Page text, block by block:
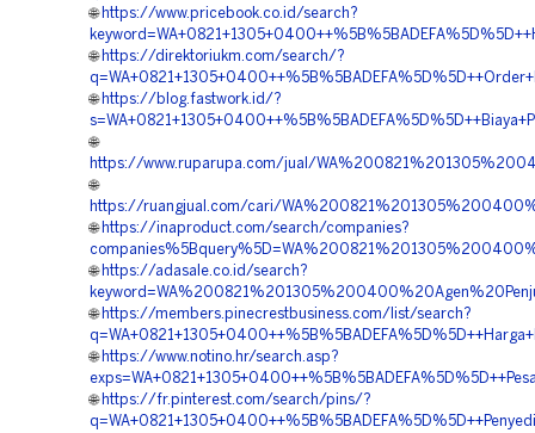
🌐 https://www.pricebook.co.id/search?
🌐 https://direktoriukm.com/search/?
🌐 https://blog.fastwork.id/?
🌐
https://www.ruparupa.com/jual/
🌐
https://ruangjual.com/cari/
🌐 https://inaproduct.com/search/companies?
🌐 https://adasale.co.id/search?
🌐 https://members.pinecrestbusiness.com/list/search?
🌐 https://www.notino.hr/search.asp?
🌐 https://fr.pinterest.com/search/pins/?